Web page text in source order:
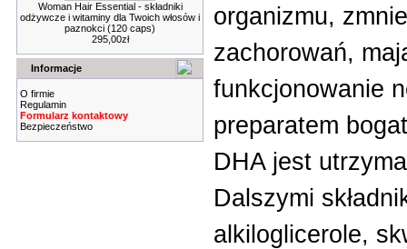
Woman Hair Essential - składniki
odżywcze i witaminy dla Twoich włosów i
paznokci (120 caps)
295,00zł
Informacje
O firmie
Regulamin
Formularz kontaktowy
Bezpieczeństwo
organizmu,
zachorowań,
funkcjonowanie
preparatem
DHA jest
Dalszymi
alkiloglicerole,